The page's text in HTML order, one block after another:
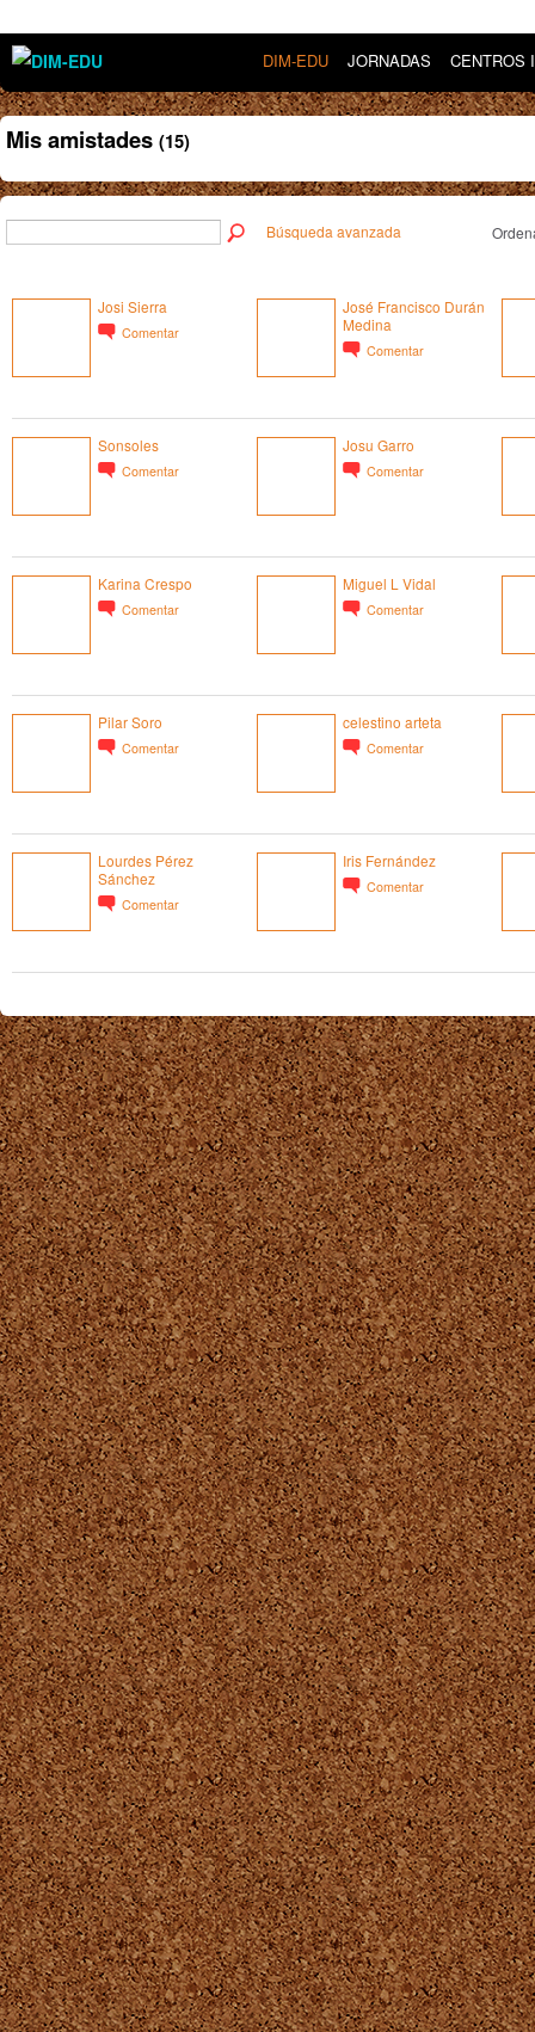
DIM-EDU JORNADAS CENTROS
Mis amistades (15)
Búsqueda avanzada
Josi Sierra
Comentar
José Francisco Durán
Medina
Comentar
Sonsoles
Comentar
Josu Garro
Comentar
Karina Crespo
Comentar
Miguel L Vidal
Comentar
Pilar Soro
Comentar
celestino arteta
Comentar
Lourdes Pérez
Sánchez
Comentar
Iris Fernández
Comentar